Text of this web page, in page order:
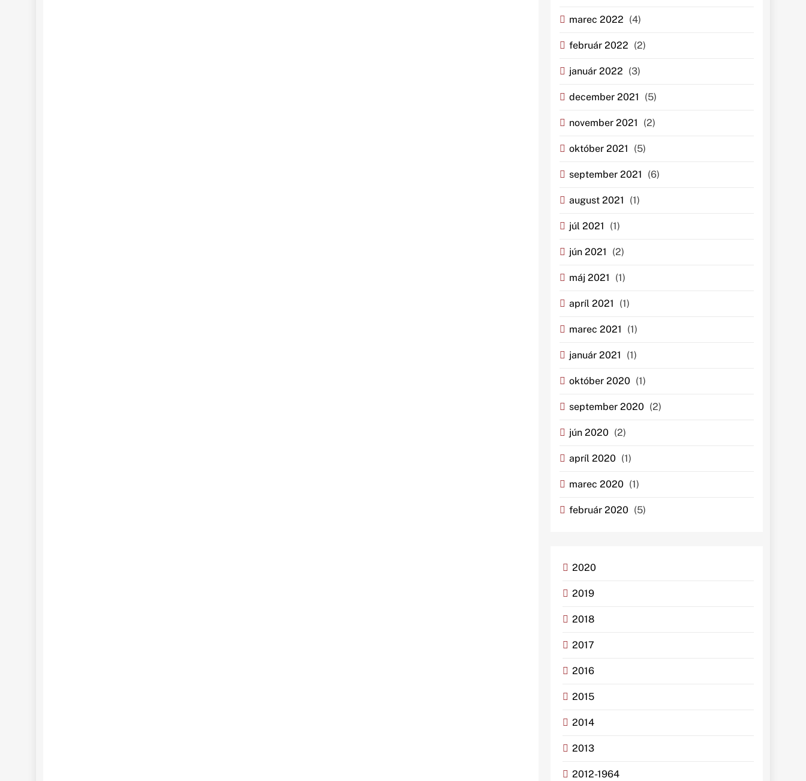
marec 2022 (4)
február 2022 (2)
január 2022 (3)
december 2021 (5)
november 2021 (2)
október 2021 (5)
september 2021 (6)
august 2021 (1)
júl 2021 (1)
jún 2021 (2)
máj 2021 (1)
apríl 2021 (1)
marec 2021 (1)
január 2021 (1)
október 2020 (1)
september 2020 (2)
jún 2020 (2)
apríl 2020 (1)
marec 2020 (1)
február 2020 (5)
2020
2019
2018
2017
2016
2015
2014
2013
2012-1964